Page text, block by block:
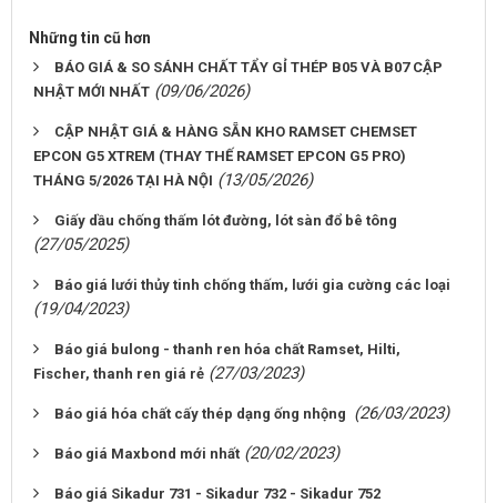
Những tin cũ hơn
BÁO GIÁ & SO SÁNH CHẤT TẨY GỈ THÉP B05 VÀ B07 CẬP
NHẬT MỚI NHẤT (09/06/2026)
CẬP NHẬT GIÁ & HÀNG SẴN KHO RAMSET CHEMSET
EPCON G5 XTREM (THAY THẾ RAMSET EPCON G5 PRO)
THÁNG 5/2026 TẠI HÀ NỘI (13/05/2026)
Giấy dầu chống thấm lót đường, lót sàn đổ bê tông
(27/05/2025)
Báo giá lưới thủy tinh chống thấm, lưới gia cường các loại
(19/04/2023)
Báo giá bulong - thanh ren hóa chất Ramset, Hilti,
Fischer, thanh ren giá rẻ (27/03/2023)
Báo giá hóa chất cấy thép dạng ống nhộng (26/03/2023)
Báo giá Maxbond mới nhất (20/02/2023)
Báo giá Sikadur 731 - Sikadur 732 - Sikadur 752